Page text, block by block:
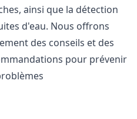
ainsi que la détection
d'eau. Nous offrons
des conseils et des
pour prévenir